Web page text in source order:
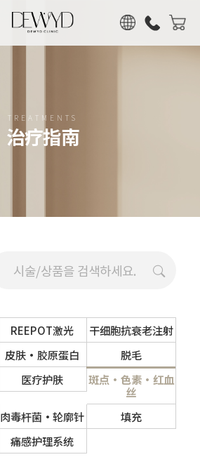
KOR
TREATMENTS
治疗指南
REEPOT激光
干细胞抗衰老注射
皮肤·胶原蛋白
脱毛
医疗护肤
斑点·色素·红血
丝
肉毒杆菌·轮廓针
填充
痛感护理系统